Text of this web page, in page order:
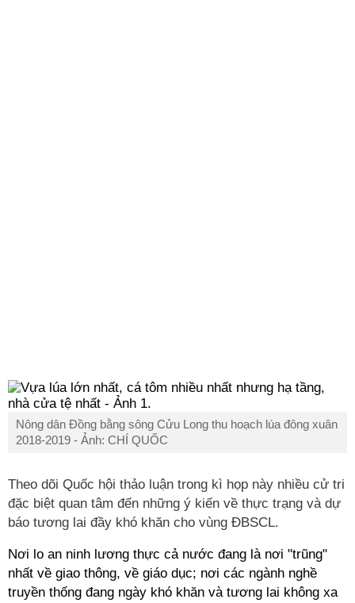
Nông dân Đồng bằng sông Cửu Long thu hoạch lúa đông xuân
2018-2019 - Ảnh: CHÍ QUỐC
Theo dõi Quốc hội thảo luận trong kì họp này nhiều cử tri
đặc biệt quan tâm đến những ý kiến về thực trạng và dự
báo tương lai đầy khó khăn cho vùng ĐBSCL.
Nơi lo an ninh lương thực cả nước đang là nơi "trũng"
nhất về giao thông, về giáo dục; nơi các ngành nghề
truyền thống đang ngày khó khăn và tương lai không xa